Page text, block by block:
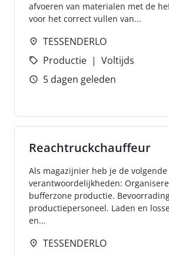
afvoeren van materialen met de
voor het correct vullen van...
TESSENDERLO
Productie
Voltijds
5 dagen geleden
Reachtruckchauffeur
Als magazijnier heb je de volgende
verantwoordelijkheden:
bufferzone productie.
productiepersoneel. Laden en
en...
TESSENDERLO